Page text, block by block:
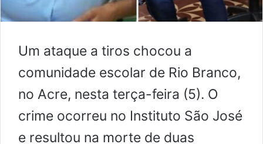
Um ataque a tiros chocou a
comunidade escolar de Rio Branco,
no Acre, nesta terça-feira (5). O
crime ocorreu no Instituto São José
e resultou na morte de duas